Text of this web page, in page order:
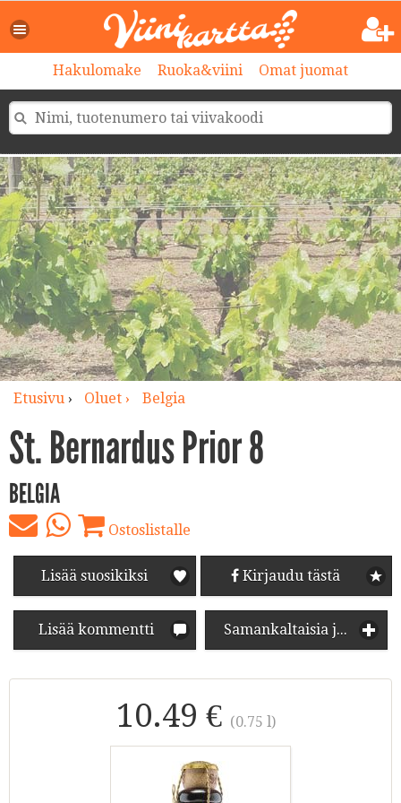
Hakulomake Ruoka&viini Omat juomat
Etusivu› Oluet › Belgia
St. Bernardus Prior 8
BELGIA
Ostoslistalle
Lisää suosikiksi Kirjaudu tästä
Lisää kommentti Samankaltaisia juomia
10.49 € (0.75 l)